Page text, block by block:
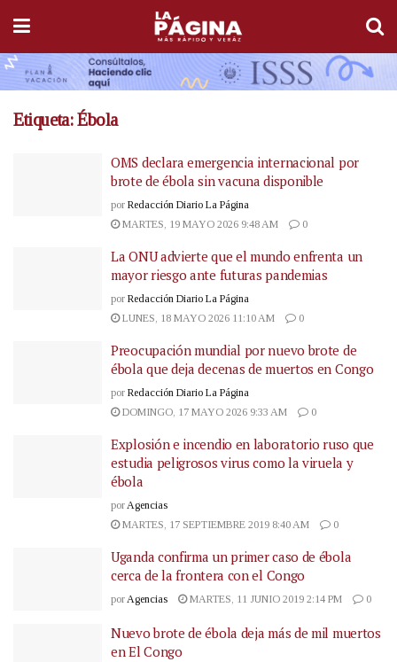
Etiqueta:Ébola
OMS declara emergencia internacional por
brote de ébola sin vacuna disponible
por Redacción Diario La Página
MARTES, 19 MAYO 2026 9:48 AM
0
La ONU advierte que el mundo enfrenta un
mayor riesgo ante futuras pandemias
por Redacción Diario La Página
LUNES, 18 MAYO 2026 11:10 AM
0
Preocupación mundial por nuevo brote de
ébola que deja decenas de muertos en Congo
por Redacción Diario La Página
DOMINGO, 17 MAYO 2026 9:33 AM
0
Explosión e incendio en laboratorio ruso que
estudia peligrosos virus como la viruela y
ébola
por Agencias
MARTES, 17 SEPTIEMBRE 2019 8:40 AM
0
Uganda confirma un primer caso de ébola
cerca de la frontera con el Congo
por Agencias MARTES, 11 JUNIO 2019 2:14 PM 0
Nuevo brote de ébola deja más de mil muertos
en El Congo